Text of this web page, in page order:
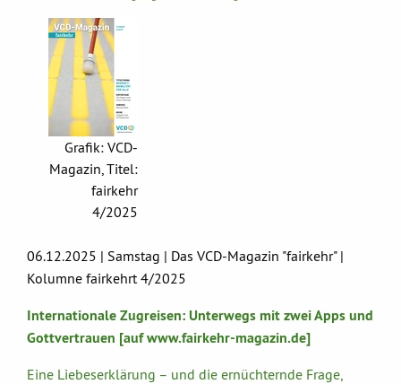
Grafik: VCD-
Magazin, Titel:
fairkehr
4/2025
06.12.2025 | Samstag | Das VCD-Magazin "fairkehr" |
Kolumne fairkehrt 4/2025
Internationale Zugreisen: Unterwegs mit zwei Apps und
Gottvertrauen [auf www.fairkehr-magazin.de]
Eine Liebeserklärung – und die ernüchternde Frage,